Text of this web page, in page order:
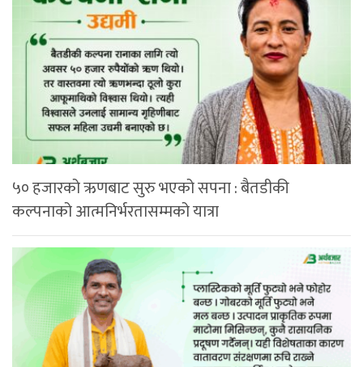
५० हजारको ऋणबाट सुरु भएको सपना : बैतडीकी
कल्पनाको आत्मनिर्भरतासम्मको यात्रा